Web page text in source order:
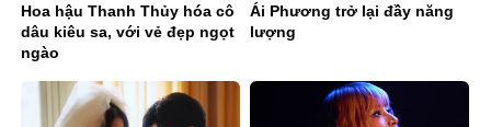
Hoa hậu Thanh Thủy hóa cô
dâu kiêu sa, với vẻ đẹp ngọt
ngào
Ái Phương trở lại đầy năng
lượng